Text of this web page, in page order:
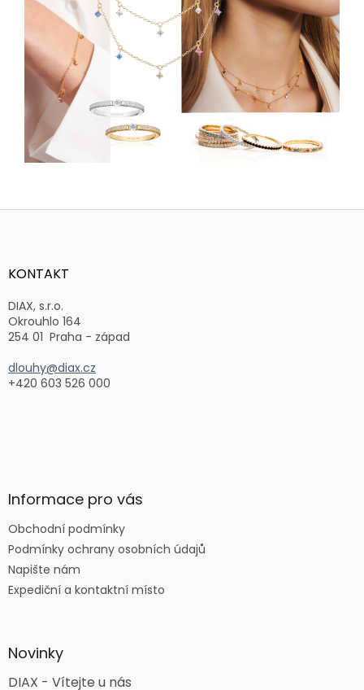
Z
aKONTAKT
DIAX, s.r.o.
Okrouhlo 164
254 01 Praha - západ
dlouhy@diax.cz
+420 603 526 000
Informace pro vás
Obchodní podmínky
Podmínky ochrany osobních údajů
Napište nám
Expediční a kontaktní místo
Novinky
DIAX - Vítejte u nás